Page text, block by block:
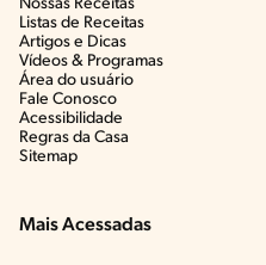
Nossas Receitas
Listas de Receitas​
Artigos e Dicas​
Vídeos & Programas​
Área do usuário
Fale Conosco
Acessibilidade
Regras da Casa
Sitemap
Mais Acessadas